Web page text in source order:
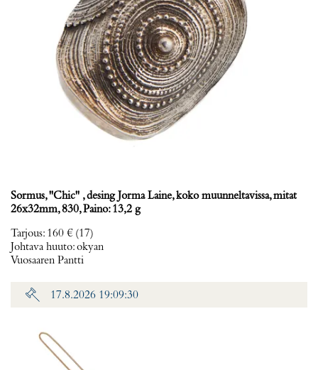
Sormus, ''Chic'' , desing Jorma Laine, koko muunneltavissa, mitat
26x32mm, 830, Paino: 13,2 g
Tarjous: 160 € (17)
Johtava huuto:okyan
Vuosaaren Pantti
17.8.2026 19:09:30